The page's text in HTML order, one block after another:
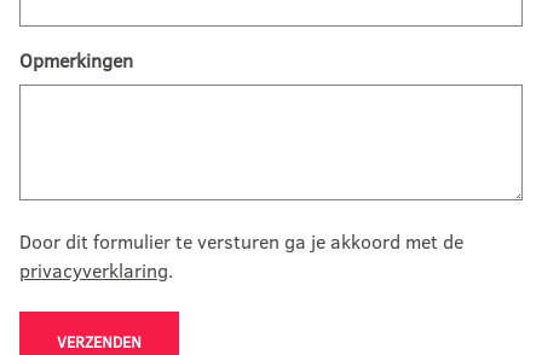
Opmerkingen
Door dit formulier te versturen ga je akkoord met de
privacyverklaring.
VERZENDEN